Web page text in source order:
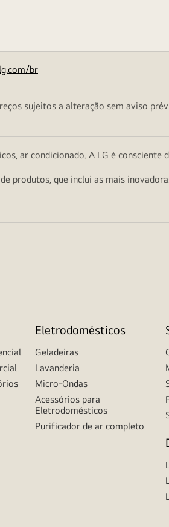
br
sujeitos a alteração sem aviso
ar condicionado. A LG é
produtos, que inclui as mais
Eletrodomésticos
Geladeiras
Lavanderia
Micro-Ondas
Acessórios para
Eletrodomésticos
Purificador de ar completo